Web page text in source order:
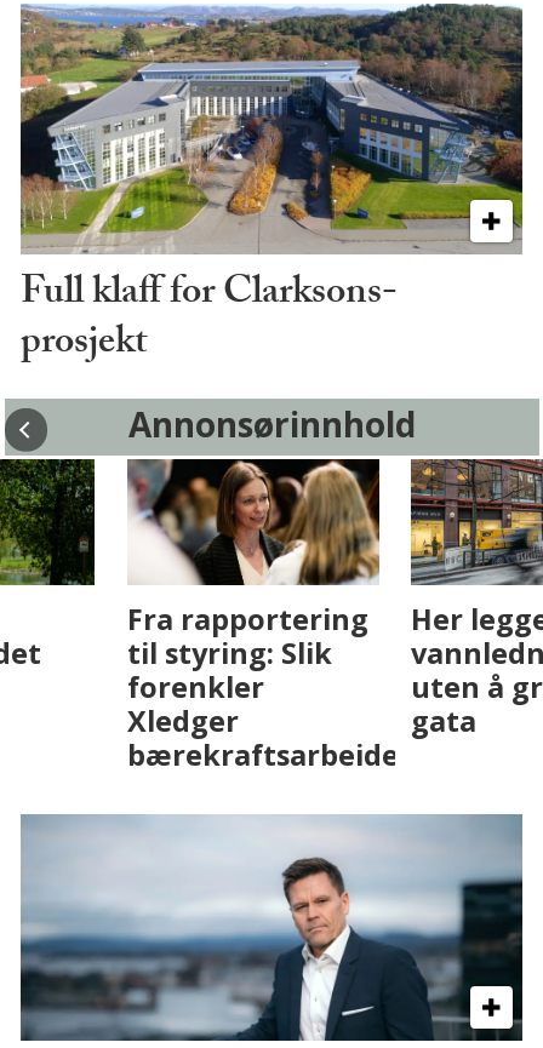
Full klaff for Clarksons-
prosjekt
Annonsørinnhold
Fenistra endrer
eiendomsbransjen
med AI. Slik ser vi
på fremtiden
Det er i
Drammen det